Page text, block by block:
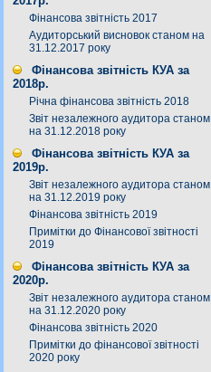
Фінансова звітність 2017
Аудиторський висновок станом на
31.12.2017 року
Фінансова звітність КУА за
2018р.
Річна фінансова звітність 2018
Звіт незалежного аудитора станом
на 31.12.2018 року
Фінансова звітність КУА за
2019р.
Звіт незалежного аудитора станом
на 31.12.2019 року
Фінансова звітність 2019
Примітки до Фінансової звітності
2019
Фінансова звітність КУА за
2020р.
Звіт незалежного аудитора станом
на 31.12.2020 року
Фінансова звітність 2020
Примітки до фінансової звітності
2020 року